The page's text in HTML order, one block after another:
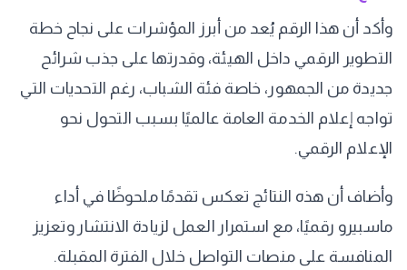
وأكد أن هذا الرقم يُعد من أبرز المؤشرات على نجاح خطة
التطوير الرقمي داخل الهيئة، وقدرتها على جذب شرائح
جديدة من الجمهور، خاصة فئة الشباب، رغم التحديات التي
تواجه إعلام الخدمة العامة عالميًا بسبب التحول نحو
الإعلام الرقمي.
وأضاف أن هذه النتائج تعكس تقدمًا ملحوظًا في أداء
ماسبيرو رقميًا، مع استمرار العمل لزيادة الانتشار وتعزيز
المنافسة على منصات التواصل خلال الفترة المقبلة.